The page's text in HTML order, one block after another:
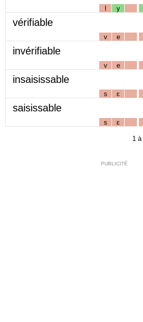
l y
vérifiable
v e
invérifiable
v e
insaisissable
s ɛ
saisissable
s ɛ
1 à
PUBLICITÉ